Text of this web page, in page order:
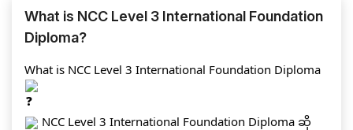
Foundation Diploma for Higher Education Studies
အတန်းကို တက်ရောက်အောင်မြင်ပြီးပါက ပြည်တွင်းမှာပဲ ဘွဲ့ရ
သည်အထိ ဆက်လက်တက်ရောက်နိုင်သလို UK , US ,
တွင်ရှိသော တက္ကသိုလ်ပေါင်း ၉၀ ကျော်တို့တွင် Bachelor
porogramme များဖြစ်သည့် ပထမနှစ် (သို့) Level 4 ကို
ဆက်လက်တက်ရောက်နိုင်မှာဖြစ်ပါတယ်။
What is NCC Level 3 International Foundation
Diploma?
What is NCC Level 3 International Foundation Diploma
NCC Level 3 International Foundation Diploma ဆို